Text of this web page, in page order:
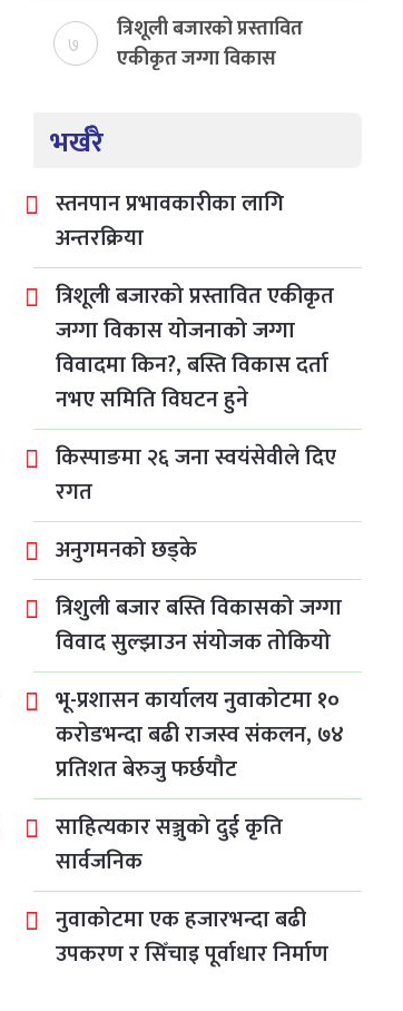
७
त्रिशूली बजारको प्रस्तावित
एकीकृत जग्गा विकास
भर्खरै
स्तनपान प्रभावकारीका लागि
अन्तरक्रिया
त्रिशूली बजारको प्रस्तावित एकीकृत
जग्गा विकास योजनाको जग्गा
विवादमा किन?, बस्ति विकास दर्ता
नभए समिति विघटन हुने
किस्पाङमा २६ जना स्वयंसेवीले दिए
रगत
अनुगमनको छड्के
त्रिशुली बजार बस्ति विकासको जग्गा
विवाद सुल्झाउन संयोजक तोकियो
भू-प्रशासन कार्यालय नुवाकोटमा १०
करोडभन्दा बढी राजस्व संकलन, ७४
प्रतिशत बेरुजु फर्छयौट
साहित्यकार सञ्जुको दुई कृति
सार्वजनिक
नुवाकोटमा एक हजारभन्दा बढी
उपकरण र सिँचाइ पूर्वाधार निर्माण